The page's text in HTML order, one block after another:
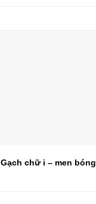
Gạch chữ i – men bóng